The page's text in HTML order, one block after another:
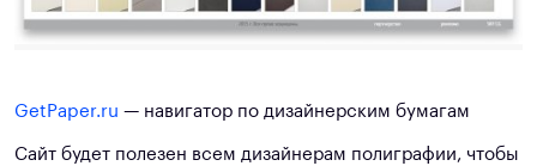
GetPaper.ru — навигатор по дизайнерским бумагам
Сайт будет полезен всем дизайнерам полиграфии, чтобы